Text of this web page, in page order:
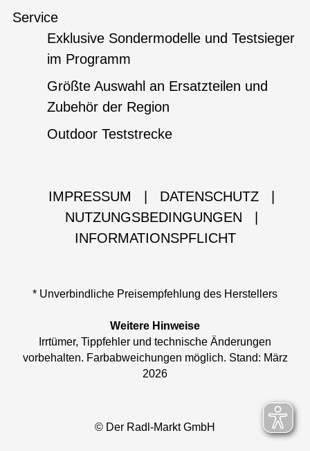
Service
Exklusive Sondermodelle und Testsieger
im Programm
Größte Auswahl an Ersatzteilen und
Zubehör der Region
Outdoor Teststrecke
IMPRESSUM DATENSCHUTZ
NUTZUNGSBEDINGUNGEN
INFORMATIONSPFLICHT
* Unverbindliche Preisempfehlung des Herstellers
Weitere Hinweise
Irrtümer, Tippfehler und technische Änderungen
vorbehalten. Farbabweichungen möglich. Stand: März
2026
© Der Radl-Markt GmbH